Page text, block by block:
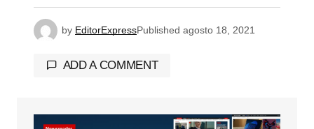
by EditorExpressPublished agosto 18, 2021
ADD A COMMENT
Tu dirección de correo electrónico no será